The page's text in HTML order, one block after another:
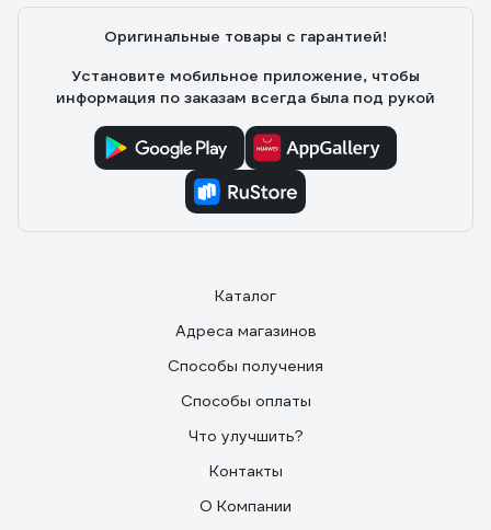
Оригинальные товары с гарантией!
Установите мобильное приложение, чтобы
информация по заказам всегда была под рукой
Каталог
Адреса магазинов
Способы получения
Способы оплаты
Что улучшить?
Контакты
О Компании